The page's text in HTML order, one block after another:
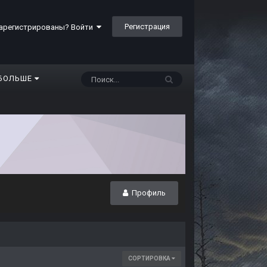
Войти Регистрация
Профиль
СОРТИРОВКА